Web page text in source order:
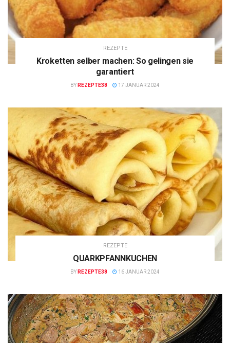
REZEPTE
Kroketten selber machen: So gelingen sie
garantiert
BY REZEPTE38 17 JANUAR 2024
REZEPTE
QUARKPFANNKUCHEN
BY REZEPTE38 16 JANUAR 2024